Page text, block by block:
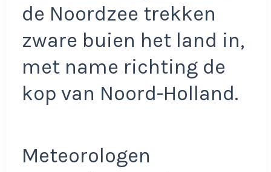
de Noordzee trekken
zware buien het land in,
met name richting de
kop van Noord-Holland.
Meteorologen